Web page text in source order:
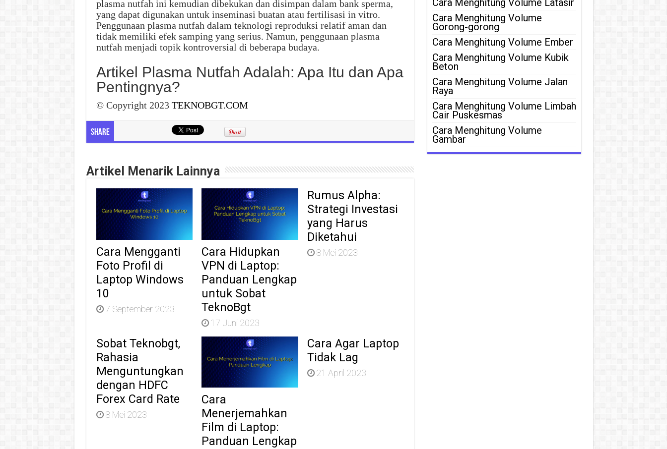
plasma nutfah ini kemudian dibekukan dan disimpan dalam bank sperma,
yang dapat digunakan untuk inseminasi buatan atau fertilisasi in vitro.
Penggunaan plasma nutfah dalam teknologi reproduksi relatif aman dan
tidak memiliki efek samping yang serius. Namun, penggunaan plasma
nutfah menjadi topik kontroversial di beberapa budaya.
Artikel Plasma Nutfah Adalah: Apa Itu dan Apa
Pentingnya?
© Copyright 2023 TEKNOBGT.COM
Share
Artikel Menarik Lainnya
Cara Mengganti
Foto Profil di
Laptop Windows
10
7 September 2023
Cara Hidupkan
VPN di Laptop:
Panduan Lengkap
untuk Sobat
TeknoBgt
17 Juni 2023
Rumus Alpha:
Strategi Investasi
yang Harus
Diketahui
8 Mei 2023
Sobat Teknobgt,
Rahasia
Menguntungkan
dengan HDFC
Forex Card Rate
8 Mei 2023
Cara
Menerjemahkan
Film di Laptop:
Panduan Lengkap
Cara Agar Laptop
Tidak Lag
21 April 2023
Cara Menghitung Volume Latasir
Cara Menghitung Volume
Gorong-gorong
Cara Menghitung Volume Ember
Cara Menghitung Volume Kubik
Beton
Cara Menghitung Volume Jalan
Raya
Cara Menghitung Volume Limbah
Cair Puskesmas
Cara Menghitung Volume
Gambar